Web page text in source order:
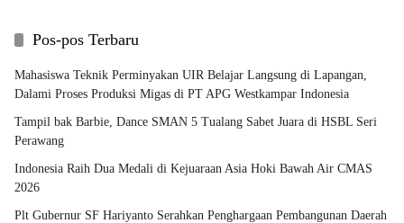
Pos-pos Terbaru
Mahasiswa Teknik Perminyakan UIR Belajar Langsung di Lapangan,
Dalami Proses Produksi Migas di PT APG Westkampar Indonesia
Tampil bak Barbie, Dance SMAN 5 Tualang Sabet Juara di HSBL Seri
Perawang
Indonesia Raih Dua Medali di Kejuaraan Asia Hoki Bawah Air CMAS
2026
Plt Gubernur SF Hariyanto Serahkan Penghargaan Pembangunan Daerah